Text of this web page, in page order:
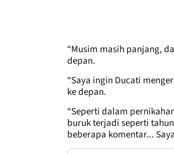
“Musim masih panjang,
depan.
“Saya ingin Ducati
ke depan.
“Seperti dalam
buruk terjadi seperti
beberapa komentar...